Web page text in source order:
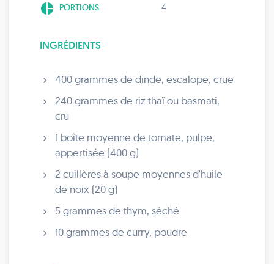
pie_chart PORTIONS 4
INGRÉDIENTS
400 grammes de dinde, escalope, crue
240 grammes de riz thaï ou basmati,
cru
1 boîte moyenne de tomate, pulpe,
appertisée (400 g)
2 cuillères à soupe moyennes d'huile
de noix (20 g)
5 grammes de thym, séché
10 grammes de curry, poudre